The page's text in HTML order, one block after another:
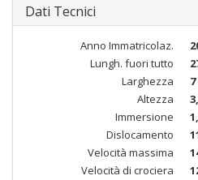
Dati Tecnici
Anno Immatricolaz.
Lungh. fuori tutto
Larghezza
Altezza
Immersione
Dislocamento
Velocità massima
Velocità di crociera